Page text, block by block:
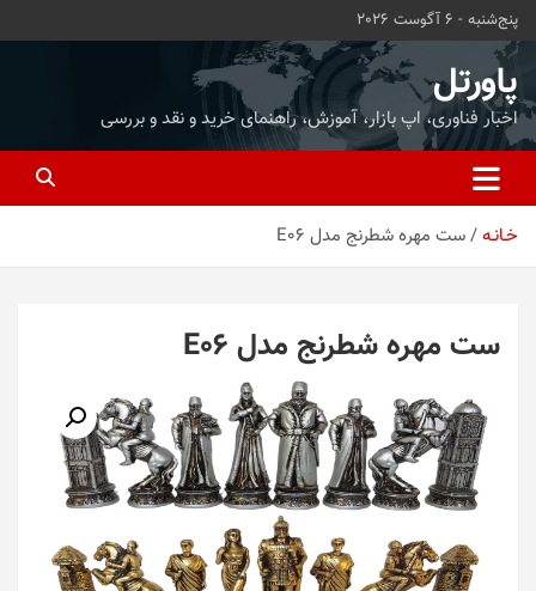
محتوا
بروید
پنج‌شنبه - 6 آگوست 2026
پاورتل
اخبار فناوری، اپ بازار، آموزش، راهنمای خرید و نقد و بررسی
خـانـه ست مهره شطرنج مدل E06
ست مهره شطرنج مدل E06